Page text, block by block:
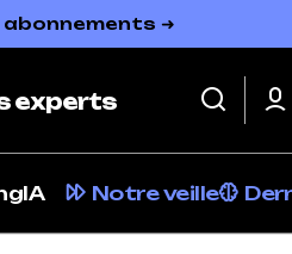
abonnements ➜
experts
IA Notre veille